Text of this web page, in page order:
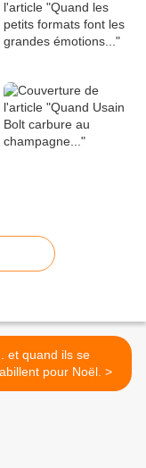
... et quand ils se
déshabillent pour Noël. >